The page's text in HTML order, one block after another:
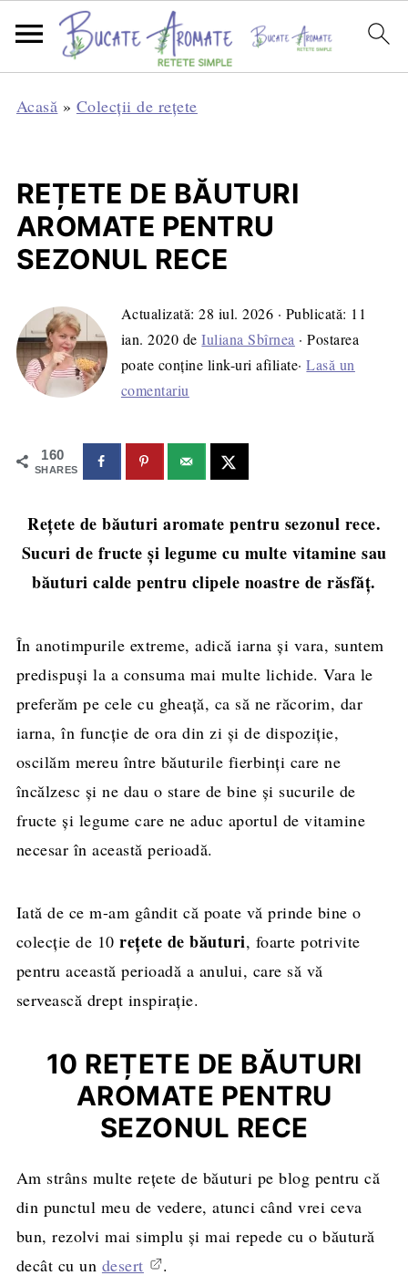
Acasă » Colecții de rețete
REȚETE DE BĂUTURI
AROMATE PENTRU
SEZONUL RECE
Actualizată:28 iul. 2026 · Publicată: 11
ian. 2020 deIuliana Sbîrnea · Postarea
poate conține link-uri afiliate·Lasă un
comentariu
160
SHARES
Rețete de băuturi aromate pentru sezonul rece.
Sucuri de fructe și legume cu multe vitamine sau
băuturi calde pentru clipele noastre de răsfăț.
În anotimpurile extreme, adică iarna și vara, suntem
predispuși la a consuma mai multe lichide. Vara le
preferăm pe cele cu gheață, ca să ne răcorim, dar
iarna, în funcție de ora din zi și de dispoziție,
oscilăm mereu între băuturile fierbinți care ne
încălzesc și ne dau o stare de bine și sucurile de
fructe și legume care ne aduc aportul de vitamine
necesar în această perioadă.
Iată de ce m-am gândit că poate vă prinde bine o
colecție de 10rețete de băuturi, foarte potrivite
pentru această perioadă a anului, care să vă
servească drept inspirație.
10 REȚETE DE BĂUTURI
AROMATE PENTRU
SEZONUL RECE
Am strâns multe rețete de băuturi pe blog pentru că
din punctul meu de vedere, atunci când vrei ceva
bun, rezolvi mai simplu și mai repede cu o băutură
decât cu un desert .